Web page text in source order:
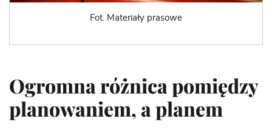
Fot. Materiały prasowe
Ogromna różnica pomiędzy
planowaniem, a planem